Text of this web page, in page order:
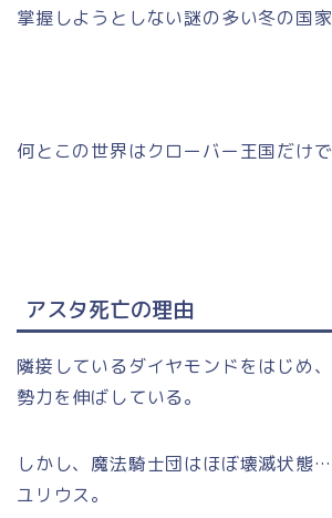
掌握しようとしない謎の多い冬の国
何とこの世界はクローバー王国だけ
アスタ死亡の理由
隣接しているダイヤモンドをはじめ
勢力を伸ばしている。
しかし、魔法騎士団はほぼ壊滅状態
ユリウス。